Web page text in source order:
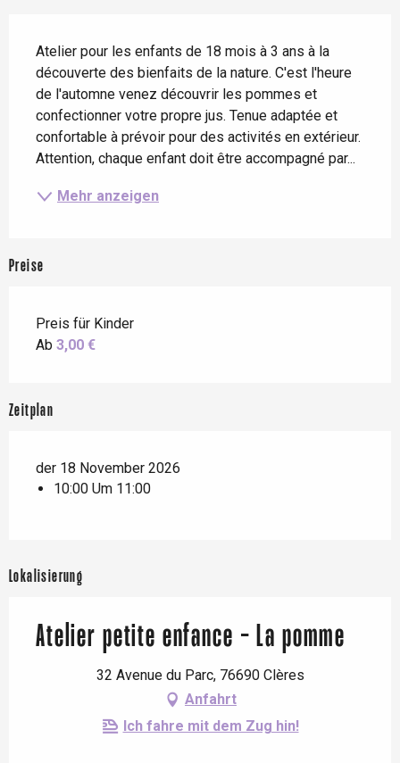
Atelier pour les enfants de 18 mois à 3 ans à la
découverte des bienfaits de la nature. C'est l'heure
de l'automne venez découvrir les pommes et
confectionner votre propre jus. Tenue adaptée et
confortable à prévoir pour des activités en extérieur.
Attention, chaque enfant doit être accompagné par...
Mehr anzeigen
Preise
Preis für Kinder
Ab 3,00 €
Zeitplan
der 18 November 2026
10:00 Um 11:00
Lokalisierung
Atelier petite enfance - La pomme
32 Avenue du Parc, 76690 Clères
Anfahrt
Ich fahre mit dem Zug hin!